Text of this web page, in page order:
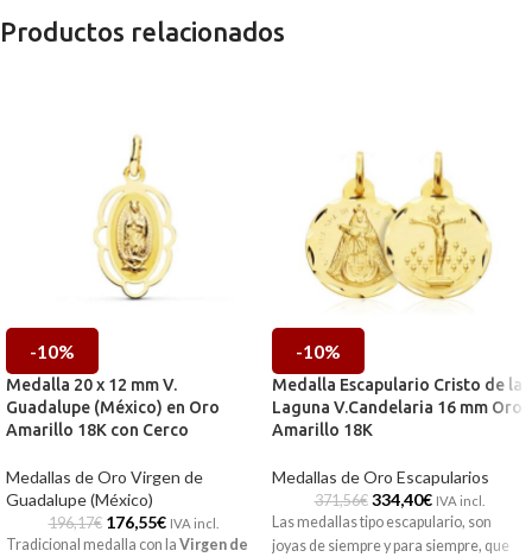
Productos relacionados
-10%
Medalla 20 x 12 mm V.
Guadalupe (México) en Oro
Amarillo 18K con Cerco
Medallas de Oro Virgen de
Guadalupe (México)
196,17€ 176,55€ IVA incl.
Tradicional medalla con la Virgen de
-10%
Medalla Escapulario Cristo de la
Laguna V.Candelaria 16 mm Oro
Amarillo 18K
Medallas de Oro Escapularios
371,56€ 334,40€ IVA incl.
Las medallas tipo escapulario, son
joyas de siempre y para siempre, que